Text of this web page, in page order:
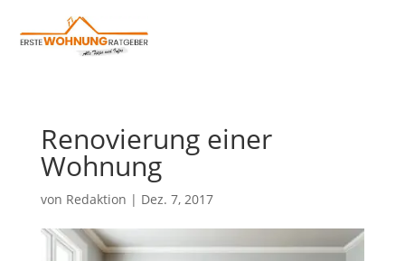
Renovierung einer
Wohnung
von Redaktion | Dez. 7, 2017